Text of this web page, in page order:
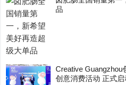
品
Creative
创意消费活动 正式启